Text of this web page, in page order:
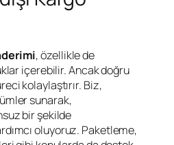
, özellikle de
içerebilir. Ancak doğru
kolaylaştırır. Biz,
sunarak,
bir şekilde
oluyoruz. Paketleme,